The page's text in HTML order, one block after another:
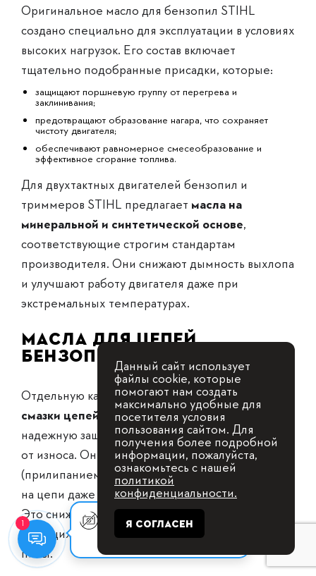
Оригинальное масло для бензопил STIHL
создано специально для эксплуатации в условиях
высоких нагрузок. Его состав включает
тщательно подобранные присадки, которые:
защищают поршневую группу от перегрева и
заклинивания;
предотвращают образование нагара, что сохраняет
чистоту двигателя;
обеспечивают равномерное смесеобразование и
эффективное сгорание топлива.
Для двухтактных двигателей бензопил и
триммеров STIHL предлагает масла на
минеральной и синтетической основе,
соответствующие строгим стандартам
производителя. Они снижают дымность выхлопа
и улучшают работу двигателя даже при
экстремальных температурах.
Масла для цепей
бензопил STIHL
Отдельную категорию составляютмасла для
смазки цепей бензопил, которые обеспечивают
надежную защиту направляющих шин и звеньев
от износа. Они обладают высокой адгезией
(прилипанием), что позволяет маслу оставаться
на цепи даже при интенсивной эксплуатации.
Это снижает трение, предотвращает перегрев
режущих элементов и продлевает срок службы
пилы.
1
Оставьте заявку, мы с Вами
свяжемся для
Данный сайт использует
файлы cookie, которые
помогают нам создать
максимально удобные для
посетителя условия
пользования сайтом. Для
получения более подробной
информации, пожалуйста,
ознакомьтесь с нашей
политикой
конфиденциальности.
Я СОГЛАСЕН